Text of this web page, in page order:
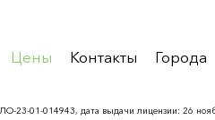
Цены Контакты Города
01-014943, дата выдачи лицензии: 26